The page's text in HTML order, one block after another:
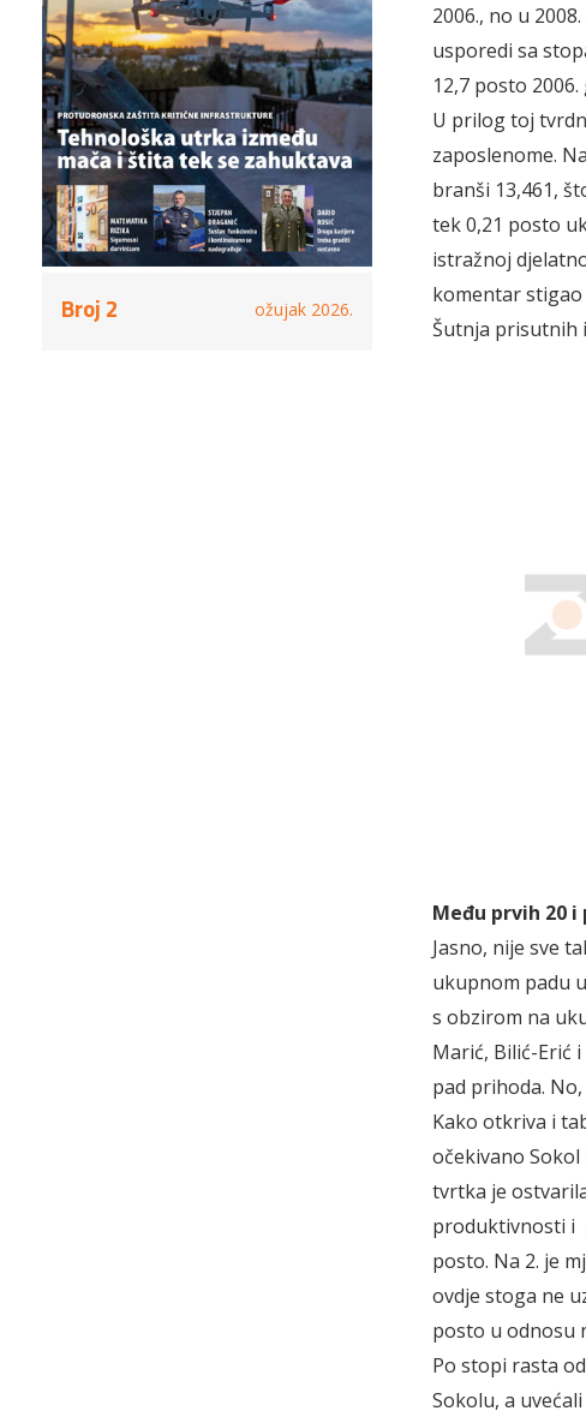
Broj 2 ožujak 2026.
2006., no u
usporedi sa
12,7 posto
U prilog toj
zaposlenome.
branši 13,461,
tek 0,21 posto
istražnoj
komentar
Šutnja prisutnih
Među prvih 20
Jasno, nije sve
ukupnom padu
s obzirom na
Marić, Bilić-Erić
pad prihoda.
Kako otkriva i
očekivano
tvrtka je
produktivnosti i
posto. Na 2. je
ovdje stoga ne
posto u odnosu
Po stopi rasta
Sokolu, a